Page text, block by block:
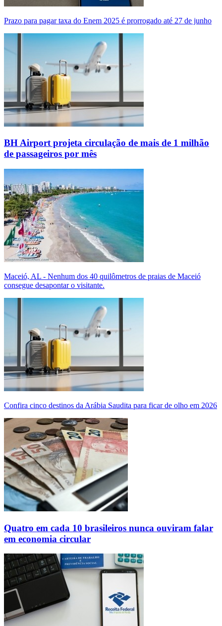
Prazo para pagar taxa do Enem 2025 é prorrogado até 27 de junho
BH Airport projeta circulação de mais de 1 milhão
de passageiros por mês
Maceió, AL - Nenhum dos 40 quilômetros de praias de Maceió
consegue desapontar o visitante.
Confira cinco destinos da Arábia Saudita para ficar de olho em 2026
Quatro em cada 10 brasileiros nunca ouviram falar
em economia circular